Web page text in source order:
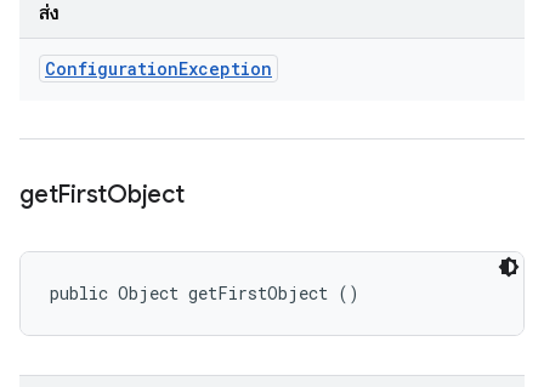
ส่ง
ConfigurationException
getFirstObject
public Object getFirstObject ()